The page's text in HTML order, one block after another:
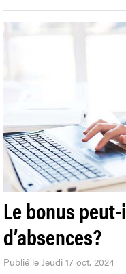
Le bonus
d’absences?
Publié le Jeudi 17 oct. 2024